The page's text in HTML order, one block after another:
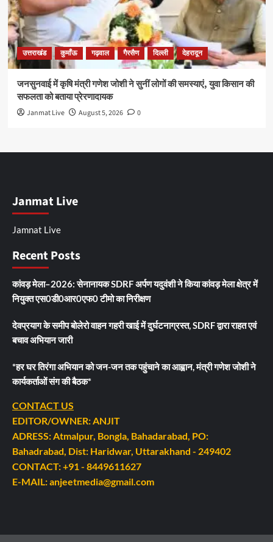
उत्तराखंड कुमाँऊ गढ़वाल गैरसैण दिल्ली देहरादून
जनसुनवाई में कृषि मंत्री गणेश जोशी ने सुनीं लोगों की समस्याएं, युवा किसान की
सफलता को बताया प्रेरणादायक
Janmat Live August 5, 2026 0
Janmat Live
Jamnat Live
Recent Posts
कांवड़ मेला–2026: सेनानायक SDRF अर्पण यदुवंशी ने किया कांवड़ मेला क्षेत्र में
नियुक्त एस0डी0आर0एफ0 टीमो का निरीक्षण
देवप्रयाग के समीप बोलेरो वाहन गहरी खाई में दुर्घटनाग्रस्त, SDRF द्वारा राहत एवं
बचाव अभियान जारी
*हर घर तिरंगा अभियान को जन-जन तक पहुंचाने का आह्वान, मंत्री गणेश जोशी ने
कार्यकर्ताओं संग की बैठक*
CONTACT US
EDITOR/OWNER: ANJIT
ADRESS: Atmalpur, Bongla, Bahadarabad, PO:
Bahadrabad, Dist: Haridwar, Uttarakhand - 249402
CONTACT: +91 - 8449611627
E-MAIL: anjeetmedia@gmail.com